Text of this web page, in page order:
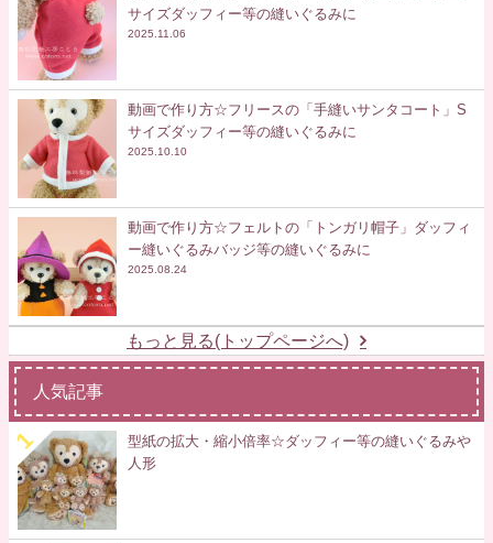
サイズダッフィー等の縫いぐるみに
2025.11.06
動画で作り方☆フリースの「手縫いサンタコート」S
サイズダッフィー等の縫いぐるみに
2025.10.10
動画で作り方☆フェルトの「トンガリ帽子」ダッフィ
ー縫いぐるみバッジ等の縫いぐるみに
2025.08.24
もっと見る(トップページへ)
人気記事
型紙の拡大・縮小倍率☆ダッフィー等の縫いぐるみや
人形